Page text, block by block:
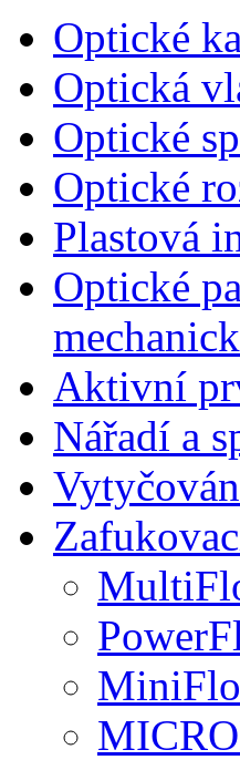
Optické
Optická
Optické
Optické
Plastová
Optické
Aktivní
Nářadí a